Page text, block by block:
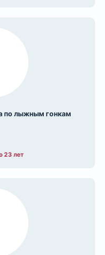
по лыжным гонкам
23 лет